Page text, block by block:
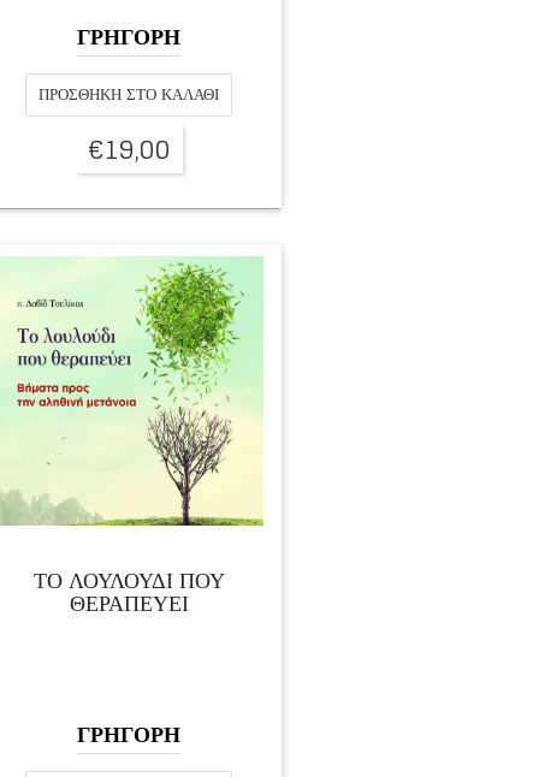
ΓΡΗΓΟΡΗ
ΠΡΟΣΘΉΚΗ ΣΤΟ ΚΑΛΆΘΙ
€19,00
ΤΟ ΛΟΥΛΟΥΔΙ ΠΟΥ
ΘΕΡΑΠΕΥΕΙ
ΓΡΗΓΟΡΗ